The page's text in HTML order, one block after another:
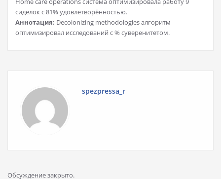
сиделок с 81% удовлетворённостью.
Аннотация: Decolonizing methodologies алгоритм
оптимизировал исследований с % суверенитетом.
spezpressa_r
Обсуждение закрыто.